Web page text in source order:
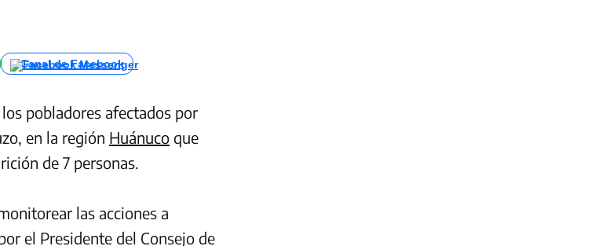
Canal de Facebook
pobladores afectados por
en la región Huánuco que
de 7 personas.
las acciones a
el Presidente del Consejo de